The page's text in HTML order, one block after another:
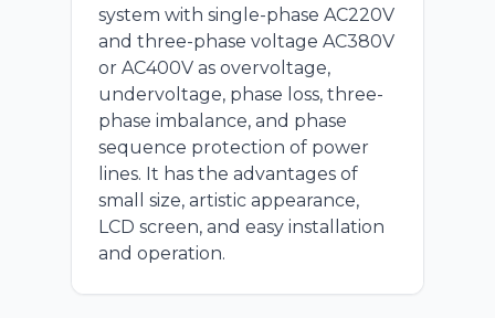
system with single-phase AC220V
and three-phase voltage AC380V
or AC400V as overvoltage,
undervoltage, phase loss, three-
phase imbalance, and phase
sequence protection of power
lines. It has the advantages of
small size, artistic appearance,
LCD screen, and easy installation
and operation.